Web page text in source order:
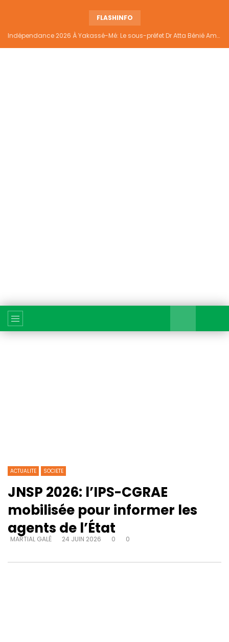
FLASHINFO
Indépendance 2026 À Yakassé-Mé: Le sous-préfet Dr Atta Bénié Amédé appelle à l’unité, à la sécurité et au développement
ACTUALITE SOCIETE
JNSP 2026: l’IPS-CGRAE
mobilisée pour informer les
agents de l’État
MARTIAL GALÉ 24 JUIN 2026 0 0